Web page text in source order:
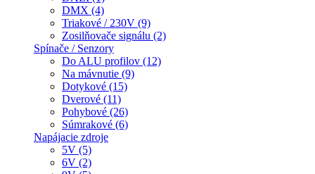
DMX (4)
Triakové / 230V (9)
Zosilňovače signálu (2)
Spínače / Senzory
Do ALU profilov (12)
Na mávnutie (9)
Dotykové (15)
Dverové (11)
Pohybové (26)
Súmrakové (6)
Napájacie zdroje
5V (5)
6V (2)